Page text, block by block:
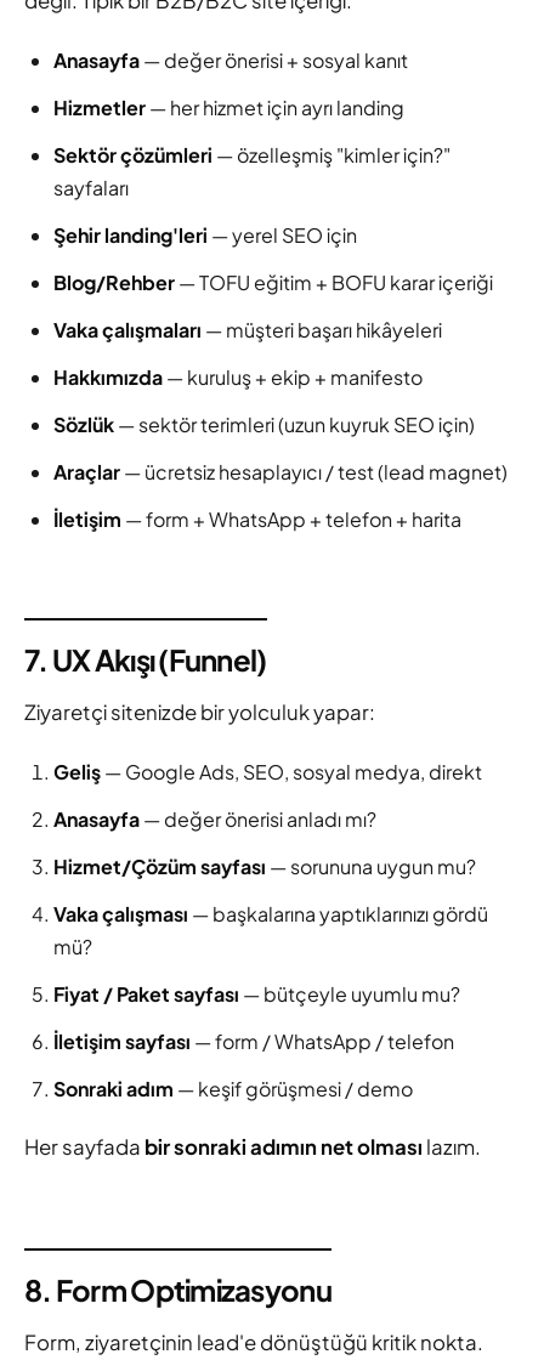
Anasayfa— değer önerisi + sosyal kanıt
Hizmetler— her hizmet için ayrı landing
Sektör çözümleri — özelleşmiş "kimler için?"
sayfaları
Şehir landing'leri — yerel SEO için
Blog/Rehber— TOFU eğitim + BOFU karar içeriği
Vaka çalışmaları — müşteri başarı hikâyeleri
Hakkımızda— kuruluş + ekip + manifesto
Sözlük— sektör terimleri (uzun kuyruk SEO için)
Araçlar— ücretsiz hesaplayıcı / test (lead magnet)
İletişim — form + WhatsApp + telefon + harita
7. UX Akışı (Funnel)
Ziyaretçi sitenizde bir yolculuk yapar:
Geliş— Google Ads, SEO, sosyal medya, direkt
Anasayfa— değer önerisi anladı mı?
Hizmet/Çözüm sayfası — sorununa uygun mu?
Vaka çalışması — başkalarına yaptıklarınızı gördü
mü?
Fiyat / Paket sayfası — bütçeyle uyumlu mu?
İletişim sayfası — form / WhatsApp / telefon
Sonraki adım — keşif görüşmesi / demo
Her sayfada bir sonraki adımın net olması lazım.
8. Form Optimizasyonu
Form, ziyaretçinin lead'e dönüştüğü kritik nokta.